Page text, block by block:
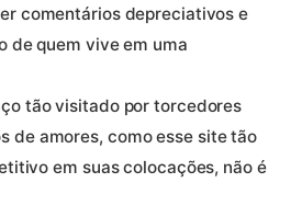
comentários depreciativos e
de quem vive em uma
tão visitado por torcedores
de amores, como esse site tão
em suas colocações, não é